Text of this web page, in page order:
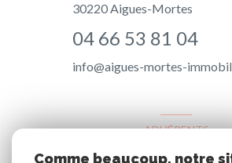
30220Aigues-Mortes
04 66 53 81 04
info@aigues-mortes-
ADHÉRENTS
Comme beaucoup, notre